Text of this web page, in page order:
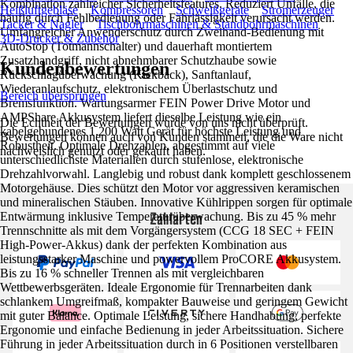
Kombination zahlreicher Sicherheitsfeatures. Reduziert Unfälle, die
häufig durch Fehlbedienung oder Fahrlässigkeit verursacht werden.
Umfangreicher Anwenderschutz durch Zweihand-Bedienung mit
AutoStop (Totmannschalter) und dauerhaft montiertem
Zusatzhandgriff, nicht abnehmbarer Schutzhaube sowie
Rückschlagüberwachung (Kickback), Sanftanlauf,
Wiederanlaufschutz, elektronischem Überlastschutz und
Bremsfunktion. Wartungsarmer FEIN Power Drive Motor und
AMPShare Akkusystem liefert dieselbe Leistung wie ein
kabelgebundenes 1.200 Watt Gerät für höchste Leistung und
Robustheit. Optimale Drehzahlen, abgestimmt auf viele
unterschiedlichste Materialien durch stufenlose, elektronische
Drehzahlvorwahl. Langlebig und robust dank komplett geschlossenem
Motorgehäuse. Dies schützt den Motor vor aggressiven keramischen
und mineralischen Stäuben. Innovative Kühlrippen sorgen für optimale
Entwärmung inklusive Temperaturüberwachung. Bis zu 45 % mehr
Trennschnitte als mit dem Vorgängersystem (CCG 18 SEC + FEIN
High-Power-Akkus) dank der perfekten Kombination aus
leistungsstarker Maschine und powervollem ProCORE Akkusystem.
Bis zu 16 % schneller Trennen als mit vergleichbaren
Wettbewerbsgeräten. Ideale Ergonomie für Trennarbeiten dank
schlankem Umgreifmaß, kompakter Bauweise und geringem Gewicht
mit guter Balance. Optimale Leistung, sichere Handhabung, perfekte
Ergonomie und einfache Bedienung in jeder Arbeitssituation. Sichere
Führung in jeder Arbeitssituation durch in 6 Positionen verstellbaren
Heißluftgebläse
Kompressoren Schweißgeräte
Stromerzeuger
Tacker & Nagler
Tischbohrmaschinen & Standbohrmaschinen
3D-Drucker & Zubehör
Kundenbewertungen
Bereich überspringen
Die Echtheit der Bewertungen wurde von uns nicht überprüft.
Bewertungen können auch von Kunden stammen, die die Ware nicht
nachweislich genutzt oder gekauft haben.
Zahlarten